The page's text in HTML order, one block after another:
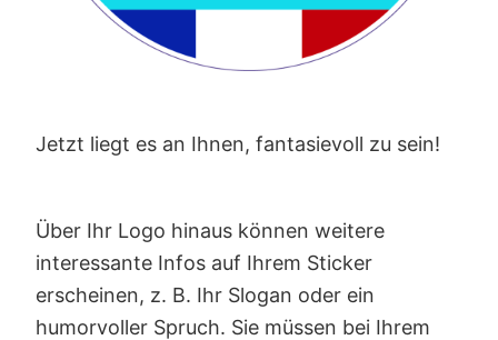
Jetzt liegt es an Ihnen, fantasievoll zu sein!
Über Ihr Logo hinaus können weitere
interessante Infos auf Ihrem Sticker
erscheinen, z. B. Ihr Slogan oder ein
humorvoller Spruch. Sie müssen bei Ihrem